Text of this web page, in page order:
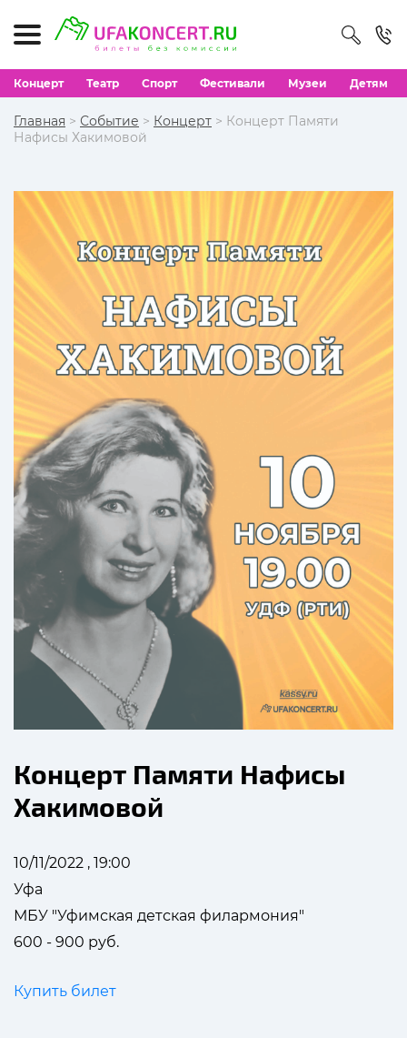
Концерт Театр Спорт Фестивали Музеи Детям
Главная > Событие > Концерт > Концерт Памяти
Нафисы Хакимовой
Концерт Памяти Нафисы
Хакимовой
10/11/2022 , 19:00
Уфа
МБУ "Уфимская детская филармония"
600 - 900 руб.
Купить билет